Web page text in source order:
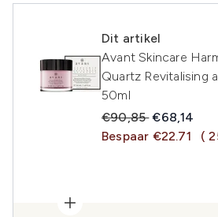
Dit artikel
Avant Skincare
Quartz Revitalising
50ml
Recommended
€90,85Huidige
€68,14
Bespaar €22.71
(